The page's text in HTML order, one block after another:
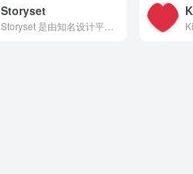
Storyset